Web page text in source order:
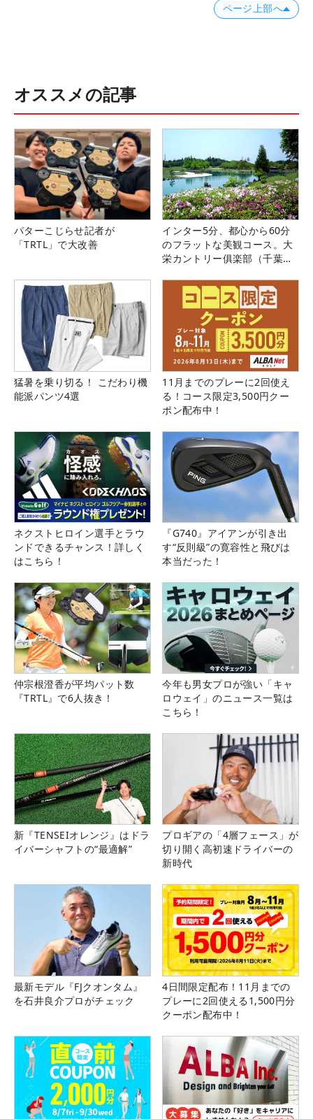
ページ上部へ
オススメの記事
パターこじらせ記者が
「TRTL」で大改善
インター5分、都心から60分
のフラットな美観コース。大
栄カントリー俱楽部（千葉
猛暑を乗り切る！ こだわり機
能派パンツ4選
11月までのプレーに2回使え
る！コース限定3,500円クー
ポン配布中！
ネクストヒロイン選手とラウ
ンドできるチャンス！詳しく
はこちら！
『G740』アイアンが引き出
す“反則級”の寛容性と飛びは
本当だった！
仲宗根澄香が平均パット数
『TRTL』で6人抜き！
今年も男女プロが強い「キャ
ロウェイ」のニュース一覧は
こちら！
新『TENSEIオレンジ』はドラ
イバーシャフトの“最適解”
プロギアの「4層フェース」が
切り開く高初速ドライバーの
新時代
最新モデル『FJクオンタム』
を石井良介プロがチェック
4日間限定配布！11月までの
プレーに2回使える1,500円分
クーポン配布中！